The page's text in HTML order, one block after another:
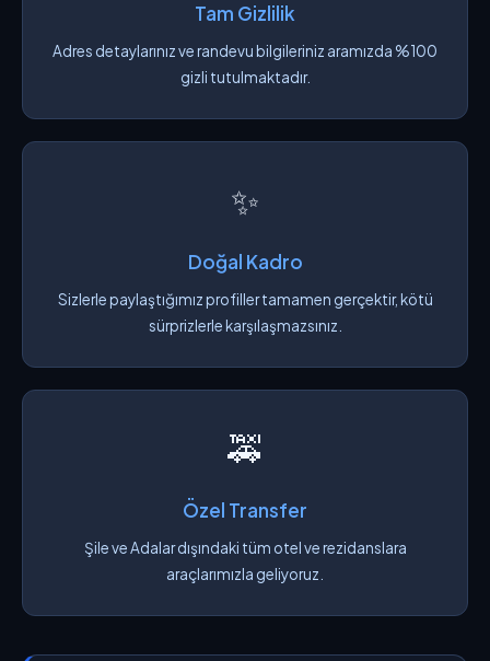
Tam Gizlilik
Adres detaylarınız ve randevu bilgileriniz aramızda %100
gizli tutulmaktadır.
✨
Doğal Kadro
Sizlerle paylaştığımız profiller tamamen gerçektir, kötü
sürprizlerle karşılaşmazsınız.
🚕
Özel Transfer
Şile ve Adalar dışındaki tüm otel ve rezidanslara
araçlarımızla geliyoruz.